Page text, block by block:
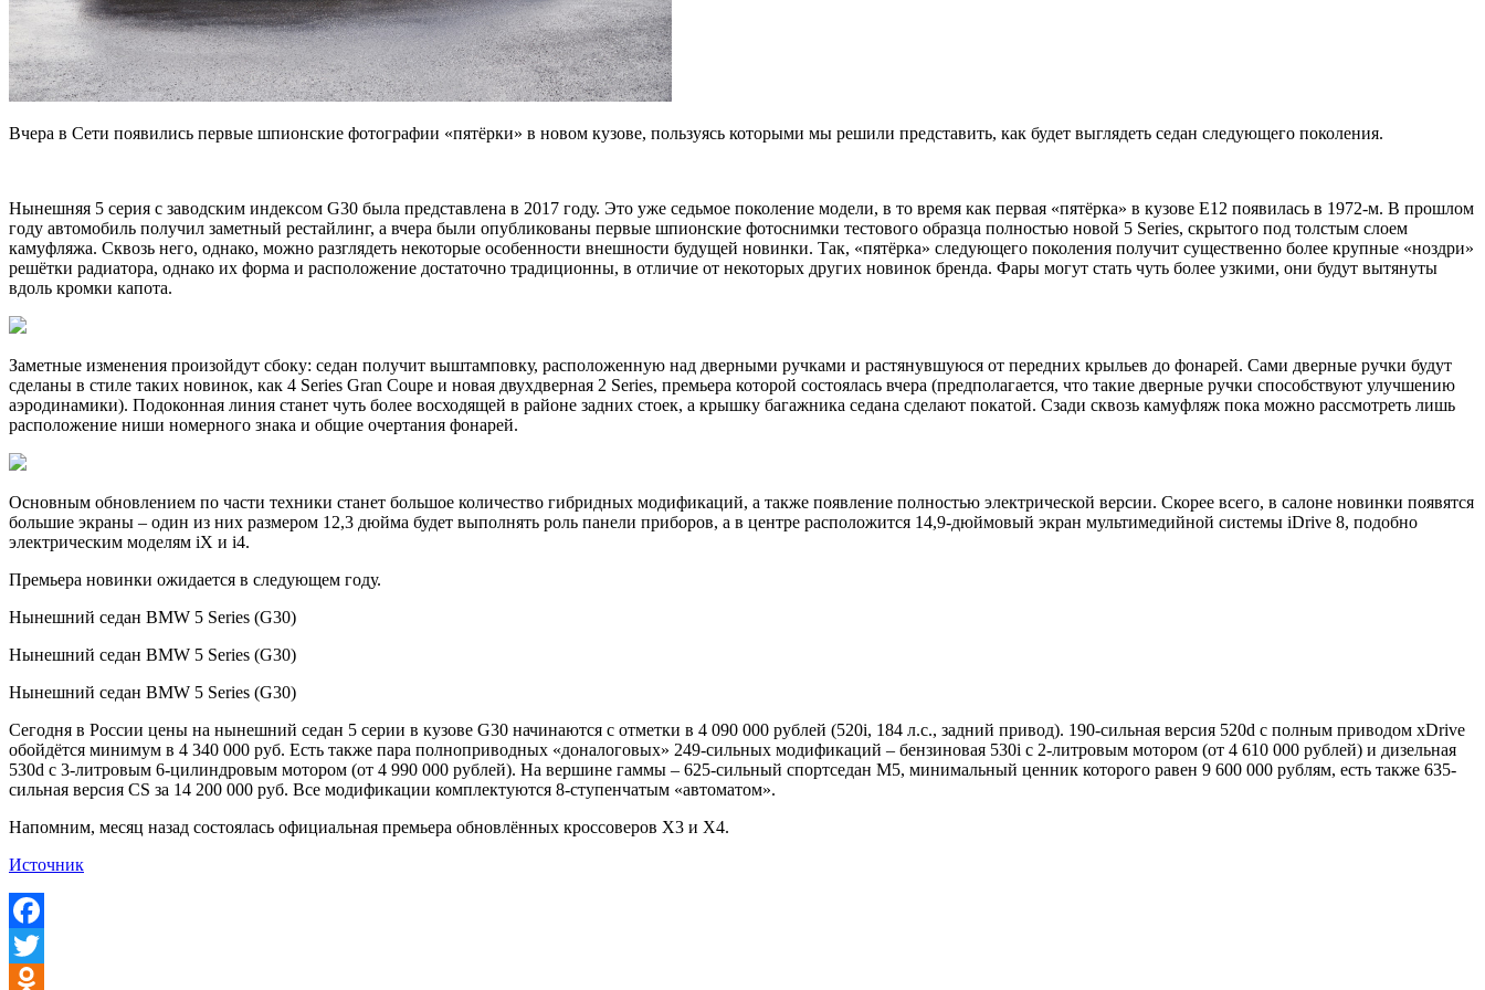
Вчера в Сети появились первые шпионские фотографии «пятёрки» в новом кузове, пользуясь которыми мы решили представить, как будет выглядеть седан следующего поколения.
Нынешняя 5 серия с заводским индексом G30 была представлена в 2017 году. Это уже седьмое поколение модели, в то время как первая «пятёрка» в кузове Е12 появилась в 1972-м. В прошлом
году автомобиль получил заметный рестайлинг, а вчера были опубликованы первые шпионские фотоснимки тестового образца полностью новой 5 Series, скрытого под толстым слоем
камуфляжа. Сквозь него, однако, можно разглядеть некоторые особенности внешности будущей новинки. Так, «пятёрка» следующего поколения получит существенно более крупные «ноздри»
решётки радиатора, однако их форма и расположение достаточно традиционны, в отличие от некоторых других новинок бренда. Фары могут стать чуть более узкими, они будут вытянуты
вдоль кромки капота.
Заметные изменения произойдут сбоку: седан получит выштамповку, расположенную над дверными ручками и растянувшуюся от передних крыльев до фонарей. Сами дверные ручки будут
сделаны в стиле таких новинок, как 4 Series Gran Coupe и новая двухдверная 2 Series, премьера которой состоялась вчера (предполагается, что такие дверные ручки способствуют улучшению
аэродинамики). Подоконная линия станет чуть более восходящей в районе задних стоек, а крышку багажника седана сделают покатой. Сзади сквозь камуфляж пока можно рассмотреть лишь
расположение ниши номерного знака и общие очертания фонарей.
Основным обновлением по части техники станет большое количество гибридных модификаций, а также появление полностью электрической версии. Скорее всего, в салоне новинки появятся
большие экраны – один из них размером 12,3 дюйма будет выполнять роль панели приборов, а в центре расположится 14,9-дюймовый экран мультимедийной системы iDrive 8, подобно
электрическим моделям iX и i4.
Премьера новинки ожидается в следующем году.
Нынешний седан BMW 5 Series (G30)
Нынешний седан BMW 5 Series (G30)
Нынешний седан BMW 5 Series (G30)
Сегодня в России цены на нынешний седан 5 серии в кузове G30 начинаются с отметки в 4 090 000 рублей (520i, 184 л.с., задний привод). 190-сильная версия 520d с полным приводом xDrive
обойдётся минимум в 4 340 000 руб. Есть также пара полноприводных «доналоговых» 249-сильных модификаций – бензиновая 530i с 2-литровым мотором (от 4 610 000 рублей) и дизельная
530d с 3-литровым 6-цилиндровым мотором (от 4 990 000 рублей). На вершине гаммы – 625-сильный спортседан М5, минимальный ценник которого равен 9 600 000 рублям, есть также 635-
сильная версия CS за 14 200 000 руб. Все модификации комплектуются 8-ступенчатым «автоматом».
Напомним, месяц назад состоялась официальная премьера обновлённых кроссоверов Х3 и Х4.
Источник
Facebook
Twitter